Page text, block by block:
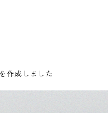
作成しました